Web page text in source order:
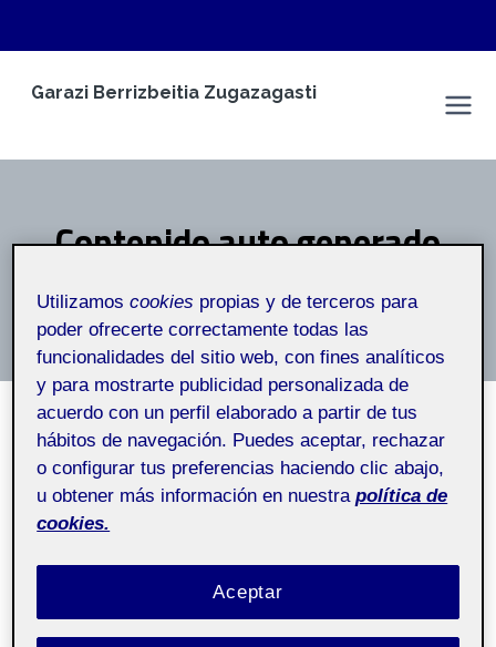
Garazi Berrizbeitia Zugazagasti
Contenido auto generado
Inicio / Contenido auto generado
Utilizamoscookies propias y de terceros para
poder ofrecerte correctamente todas las
funcionalidades del sitio web, con fines analíticos
y para mostrarte publicidad personalizada de
acuerdo con un perfil elaborado a partir de tus
hábitos de navegación. Puedes aceptar, rechazar
o configurar tus preferencias haciendo clic abajo,
u obtener más información en nuestra política de
cookies.
Aceptar